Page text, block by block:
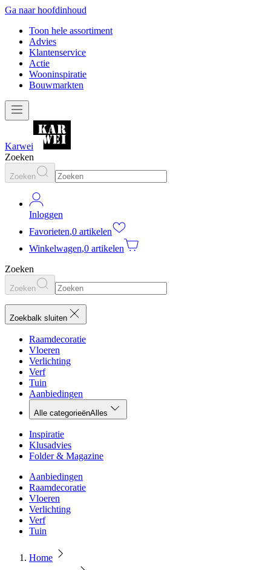
Ga naar hoofdinhoud
Toon hele assortiment
Advies
Klantenservice
Actie
Wooninspiratie
Bouwmarkten
Karwei
Zoeken
Zoeken
Inloggen
Favorieten,0 artikelen
Winkelwagen,0 artikelen
Zoeken
Zoeken
Zoekbalk sluiten
Raamdecoratie
Vloeren
Verlichting
Verf
Tuin
Aanbiedingen
Alle categorieënAlles
Inspiratie
Klusadvies
Folder & Magazine
Aanbiedingen
Raamdecoratie
Vloeren
Verlichting
Verf
Tuin
Home